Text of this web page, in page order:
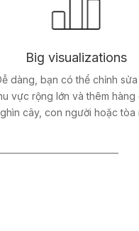
Big visualizations
dàng, bạn có thể chỉnh
vực rộng lớn và thêm hàng
cây, con người hoặc tòa